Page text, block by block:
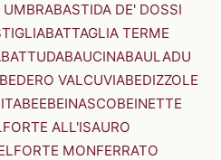
UMBRABASTIDA DE' DOSSI
BATTAGLIA TERME
BATTUDABAUCINABAULADU
BEDERO VALCUVIABEDIZZOLE
BEEBEINASCOBEINETTE
ALL'ISAURO
MONFERRATO